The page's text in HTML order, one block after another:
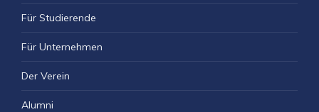
Für Studierende
Für Unternehmen
Der Verein
Alumni